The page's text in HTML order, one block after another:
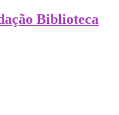
Biblioteca